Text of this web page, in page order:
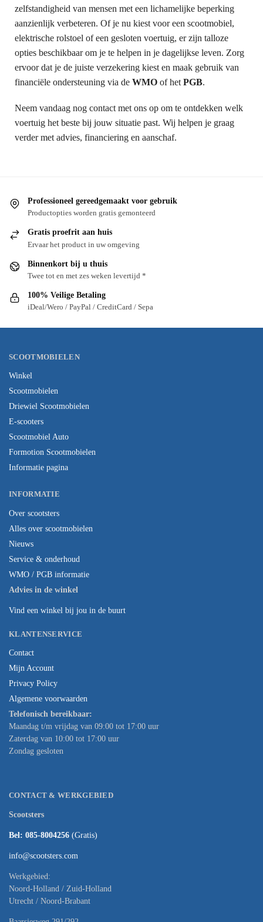
zelfstandigheid van mensen met een lichamelijke beperking
aanzienlijk verbeteren. Of je nu kiest voor een scootmobiel,
elektrische rolstoel of een gesloten voertuig, er zijn talloze
opties beschikbaar om je te helpen in je dagelijkse leven. Zorg
ervoor dat je de juiste verzekering kiest en maak gebruik van
financiële ondersteuning via de WMO of het PGB.
Neem vandaag nog contact met ons op om te ontdekken welk
voertuig het beste bij jouw situatie past. Wij helpen je graag
verder met advies, financiering en aanschaf.
Professioneel gereedgemaakt voor gebruik
Productopties worden gratis gemonteerd
Gratis proefrit aan huis
Ervaar het product in uw omgeving
Binnenkort bij u thuis
Twee tot en met zes weken levertijd *
100% Veilige Betaling
iDeal/Wero / PayPal / CreditCard / Sepa
SCOOTMOBIELEN
Winkel
Scootmobielen
Driewiel Scootmobielen
E-scooters
Scootmobiel Auto
Formotion Scootmobielen
Informatie pagina
INFORMATIE
Over scootsters
Alles over scootmobielen
Nieuws
Service & onderhoud
WMO / PGB informatie
Advies in de winkel
Vind een winkel bij jou in de buurt
KLANTENSERVICE
Contact
Mijn Account
Privacy Policy
Algemene voorwaarden
Telefonisch bereikbaar:
Maandag t/m vrijdag van 09:00 tot 17:00 uur
Zaterdag van 10:00 tot 17:00 uur
Zondag gesloten
CONTACT & WERKGEBIED
Scootsters
Bel: 085-8004256 (Gratis)
info@scootsters.com
Werkgebied:
Noord-Holland / Zuid-Holland
Utrecht / Noord-Brabant